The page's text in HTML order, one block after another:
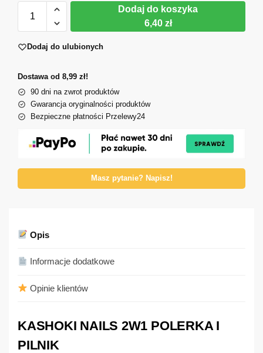
Dodaj do koszyka
6,40 zł
Dodaj do ulubionych
Dostawa od 8,99 zł!
90 dni na zwrot produktów
Gwarancja oryginalności produktów
Bezpieczne płatności Przelewy24
Masz pytanie? Napisz!
Opis
Informacje dodatkowe
Opinie klientów
KASHOKI NAILS 2W1 POLERKA I
PILNIK